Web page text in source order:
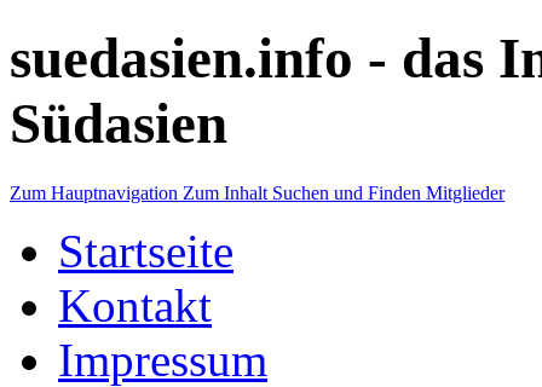
suedasien.info - das
Südasien
Zum Hauptnavigation Zum Inhalt Suchen und Finden Mitglieder
Startseite
Kontakt
Impressum